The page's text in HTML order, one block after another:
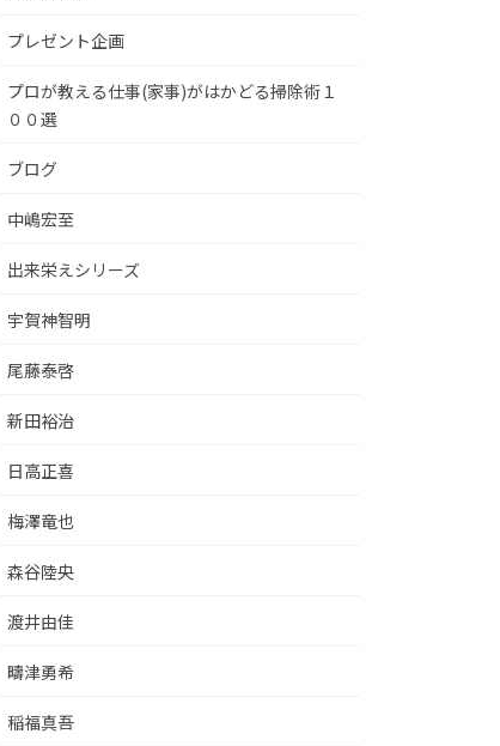
プレゼント企画
プロが教える仕事(家事)がはかどる掃除術１
００選
ブログ
中嶋宏至
出来栄えシリーズ
宇賀神智明
尾藤泰啓
新田裕治
日高正喜
梅澤竜也
森谷陸央
渡井由佳
疇津勇希
稲福真吾